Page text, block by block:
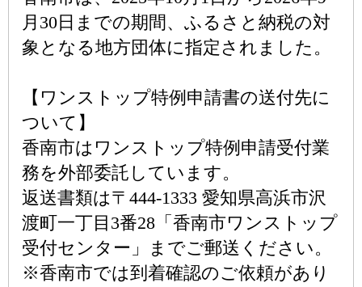
月30日までの期間、ふるさと納税の対
象となる地方団体に指定されました。
【ワンストップ特例申請書の送付先に
ついて】
香南市はワンストップ特例申請受付業
務を外部委託しています。
返送書類は〒444-1333 愛知県高浜市沢
渡町一丁目3番28「香南市ワンストップ
受付センター」までご郵送ください。
※香南市では到着確認のご依頼があり